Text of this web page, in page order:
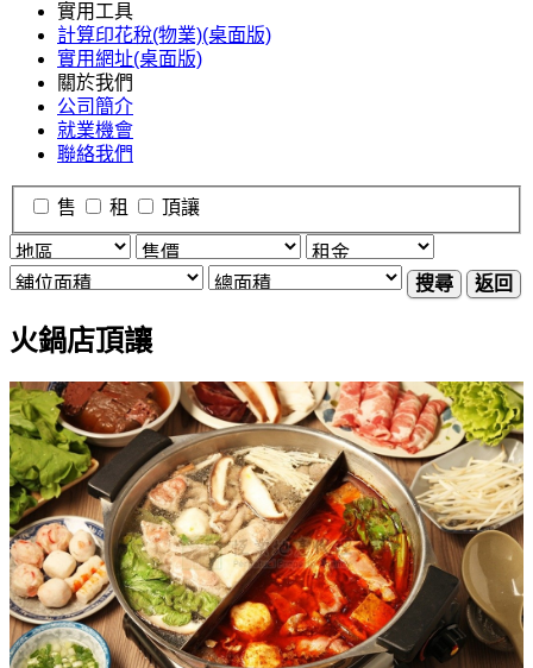
實用工具
計算印花稅(物業)(桌面版)
實用網址(桌面版)
關於我們
公司簡介
就業機會
聯絡我們
售 租 頂讓
搜尋 返回
火鍋店頂讓